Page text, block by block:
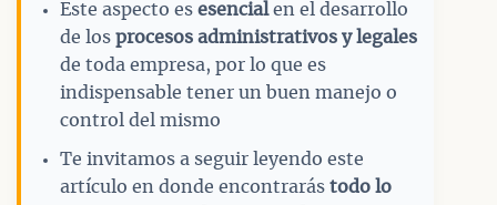
Este aspecto es esencialen el desarrollo
de los procesos administrativos y legales
de toda empresa, por lo que es
indispensable tener un buen manejo o
control del mismo
Te invitamos a seguir leyendo este
artículo en donde encontrarás todo lo